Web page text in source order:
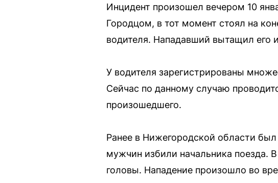
Инцидент произошел вечером 10
Городцом, в тот момент стоял на
водителя. Нападавший вытащил его
У водителя зарегистрированы
Сейчас по данному случаю
произошедшего.
Ранее в Нижегородской области
мужчин избили начальника поезда.
головы. Нападение произошло во